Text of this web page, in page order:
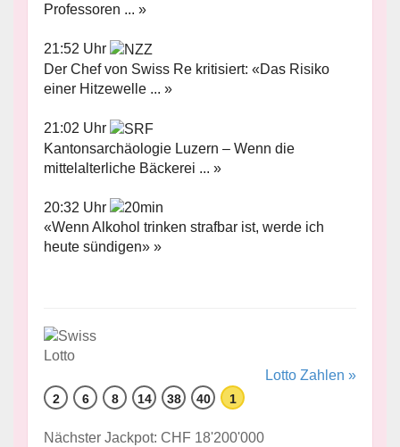
Professoren ... »
21:52 Uhr
Der Chef von Swiss Re kritisiert: «Das Risiko
einer Hitzewelle ... »
21:02 Uhr
Kantonsarchäologie Luzern – Wenn die
mittelalterliche Bäckerei ... »
20:32 Uhr
«Wenn Alkohol trinken strafbar ist, werde ich
heute sündigen» »
Lotto Zahlen »
2 6 8 14 38 40 1
Nächster Jackpot: CHF 18'200'000